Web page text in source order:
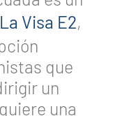
La Visa E2,
que
un
una